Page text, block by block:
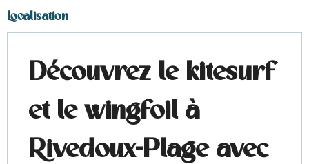
Localisation
Découvrez le kitesurf
et le wingfoil à
Rivedoux-Plage avec